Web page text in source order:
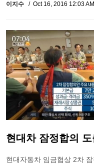
이지수 Oct 16, 2016 12:03
현대차 잠정합의
현대자동차 임금협상 2차